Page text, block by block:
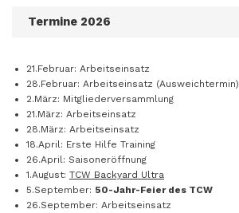
Termine 2026
21.Februar: Arbeitseinsatz
28.Februar: Arbeitseinsatz (Ausweichtermin)
2.März: Mitgliederversammlung
21.März: Arbeitseinsatz
28.März: Arbeitseinsatz
18.April: Erste Hilfe Training
26.April: Saisoneröffnung
1.August: TCW Backyard Ultra
5.September: 50-Jahr-Feier des TCW
26.September: Arbeitseinsatz